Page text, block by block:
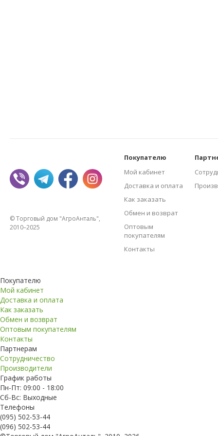
© Торговый дом "АгроАнталь",
2010–2025
Покупателю
Мой кабинет
Доставка и оплата
Как заказать
Обмен и возврат
Оптовым
покупателям
Контакты
Покупателю
Мой кабинет
Доставка и оплата
Как заказать
Обмен и возврат
Оптовым покупателям
Контакты
Партнерам
Сотрудничество
Производители
График работы
Пн-Пт: 09:00 - 18:00
Сб-Вс: Выходные
Телефоны
(095) 502-53-44
(096) 502-53-44